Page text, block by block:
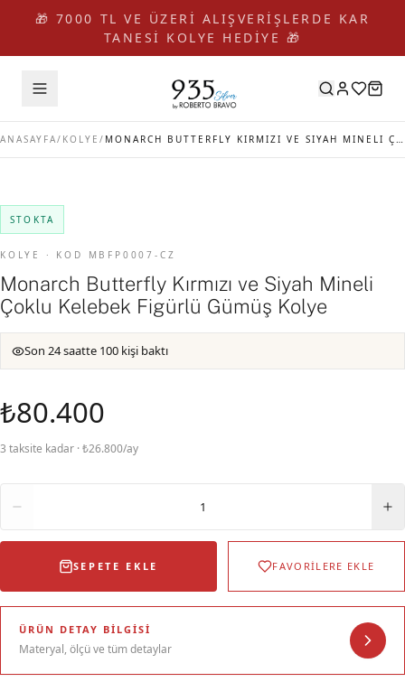
🎁 7000 TL VE ÜZERİ ALIŞVERİŞLERDE KAR
TANESİ KOLYE HEDİYE 🎁
ANASAYFA/ KOLYE / MONARCH BUTTERFLY KIRMIZI VE SIYAH MINELI ÇOKLU KELEBEK FIGÜRLÜ GÜMÜŞ KOLYE
STOKTA
KOLYE · KOD MBFP0007-CZ
Monarch Butterfly Kırmızı ve Siyah Mineli
Çoklu Kelebek Figürlü Gümüş Kolye
Son 24 saatte 100 kişi baktı
₺80.400
3 taksite kadar · ₺26.800/ay
1
SEPETE EKLE FAVORİLERE EKLE
ÜRÜN DETAY BILGISI
Materyal, ölçü ve tüm detaylar